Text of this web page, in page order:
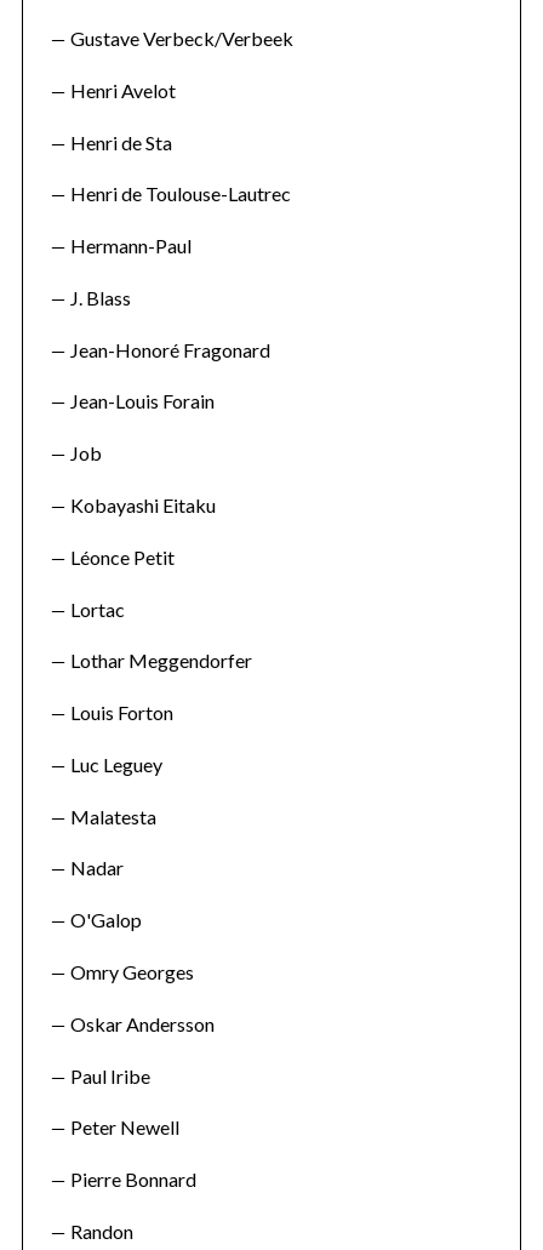
Gustave Verbeck/Verbeek
Henri Avelot
Henri de Sta
Henri de Toulouse-Lautrec
Hermann-Paul
J. Blass
Jean-Honoré Fragonard
Jean-Louis Forain
Job
Kobayashi Eitaku
Léonce Petit
Lortac
Lothar Meggendorfer
Louis Forton
Luc Leguey
Malatesta
Nadar
O'Galop
Omry Georges
Oskar Andersson
Paul Iribe
Peter Newell
Pierre Bonnard
Randon